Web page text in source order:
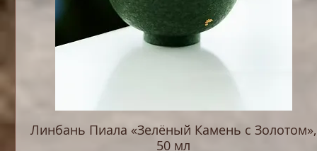
Линбань Пиала «Зелёный Камень с Золотом»,
50 мл